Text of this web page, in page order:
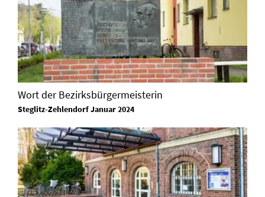
Wort der Bezirksbürgermeisterin
Steglitz-Zehlendorf Januar 2024